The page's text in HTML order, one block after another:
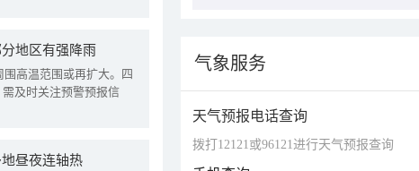
地区有强降雨
高温范围或再扩大。四
及时关注预警预报信
昼夜连轴热
气象服务
天气预报电话查询
拨打12121或96121进行天气预报查询